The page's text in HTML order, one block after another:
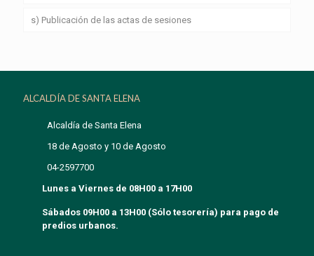
s) Publicación de las actas de sesiones
ALCALDÍA DE SANTA ELENA
Alcaldía de Santa Elena
18 de Agosto y 10 de Agosto
04-2597700
Lunes a Viernes de 08H00 a 17H00
Sábados 09H00 a 13H00 (Sólo tesorería) para pago de
predios urbanos.